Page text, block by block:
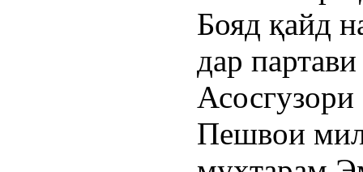
Бояд қайд
дар
Пешвои